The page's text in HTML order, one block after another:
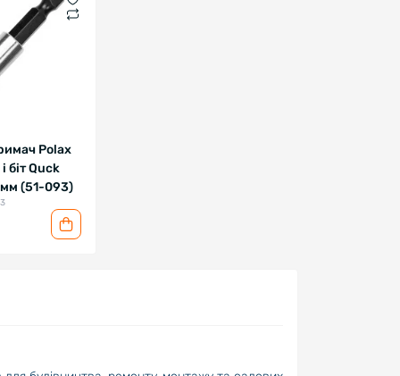
Polax
біт Quck
(51-093)